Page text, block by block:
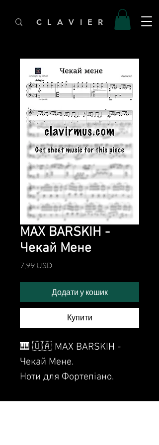
C L A V I E R
MAX BARSKIH -
Чекай Мене
7,99 USDЦіна
Додати у кошик
Купити
🎹 🇺🇦 MAX BARSKIH -
Чекай Мене.
Ноти для Фортепіано.